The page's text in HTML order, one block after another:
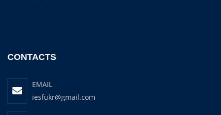
CONTACTS
EMAIL
iesfukr@gmail.com